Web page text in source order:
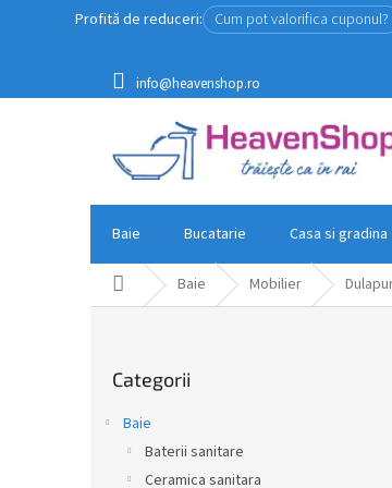
Profită de reduceri: Cum pot valorifica cuponul?
info@heavenshop.ro
Baie Bucatarie Casa si gradina
Acasă Baie Mobilier
peste
Categorii
Baie
Baterii sanitare
Ceramica sanitara